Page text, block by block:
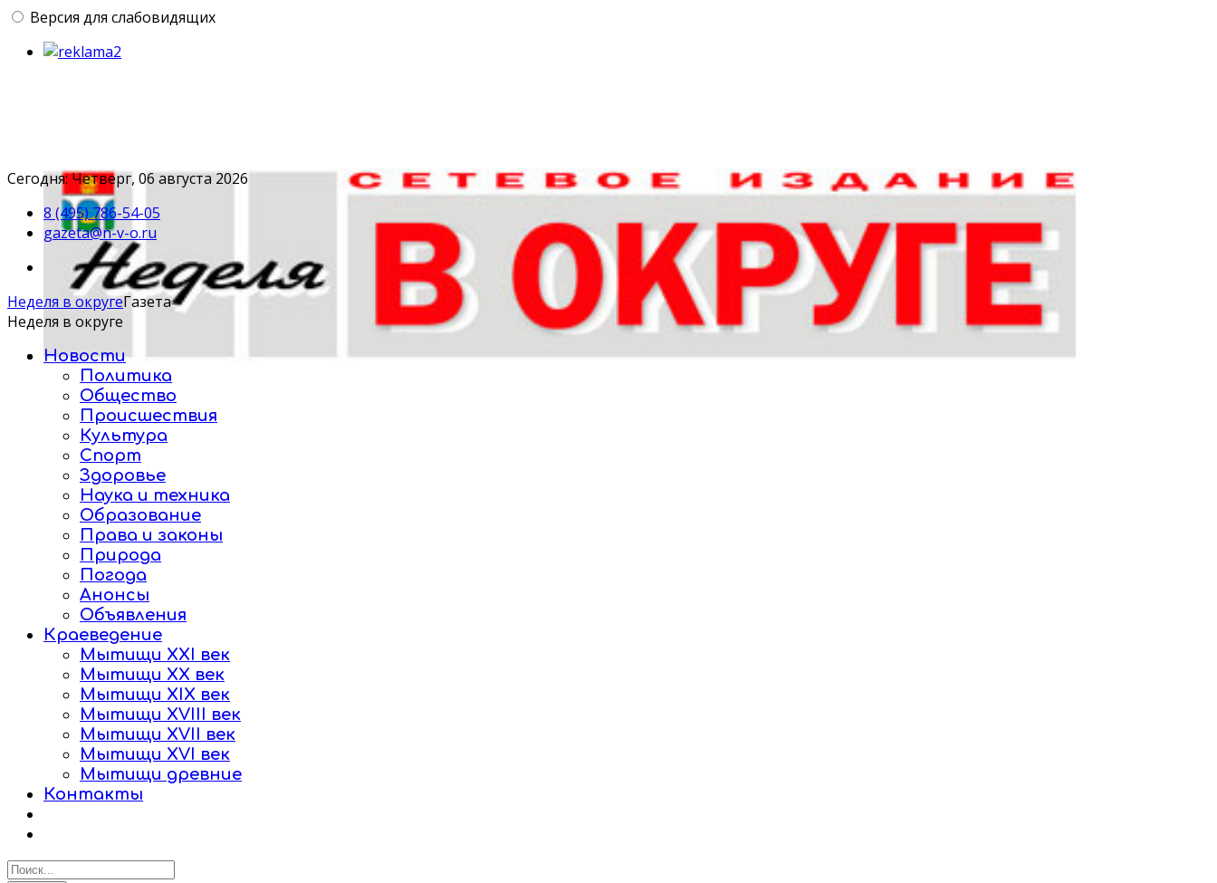
Версия для слабовидящих
Сегодня: Четверг, 06 августа 2026
8 (495) 786-54-05
gazeta@n-v-o.ru
Неделя в округеГазета
Неделя в округе
Новости
Политика
Общество
Происшествия
Культура
Спорт
Здоровье
Наука и техника
Образование
Права и законы
Природа
Погода
Анонсы
Объявления
Краеведение
Мытищи XXI век
Мытищи XX век
Мытищи XIX век
Мытищи XVIII век
Мытищи XVII век
Мытищи XVI век
Мытищи древние
Контакты